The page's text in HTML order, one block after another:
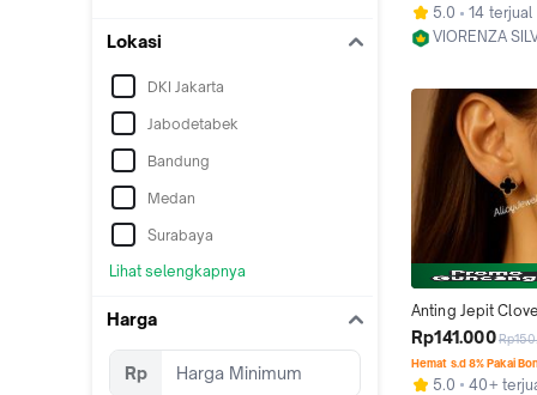
Lokasi
DKI Jakarta
Jabodetabek
Bandung
Medan
Surabaya
Lihat selengkapnya
Harga
Rp
5.0
14 terjual
VIORENZA
Anting Jepit
Hitam 1 Gram
Rp141.000
Hemat s.d 8% Pakai
5.0
40+